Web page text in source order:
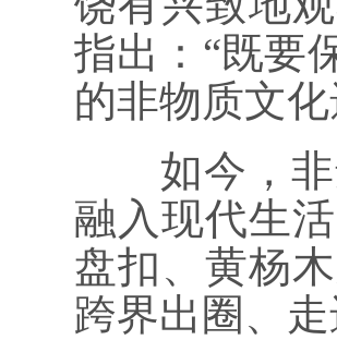
指出：“既要
的非物质文
如今，非
融入现代生
盘扣、黄杨
跨界出圈、